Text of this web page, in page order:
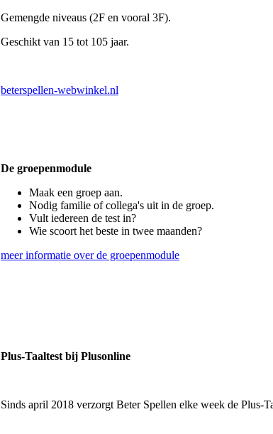
Gemengde niveaus (2F en vooral 3F).
Geschikt van 15 tot 105 jaar.
beterspellen-webwinkel.nl
De groepenmodule
Maak een groep aan.
Nodig familie of collega's uit in de groep.
Vult iedereen de test in?
Wie scoort het beste in twee maanden?
meer informatie over de groepenmodule
Plus-Taaltest bij Plusonline
Sinds april 2018 verzorgt Beter Spellen elke week de Plus-